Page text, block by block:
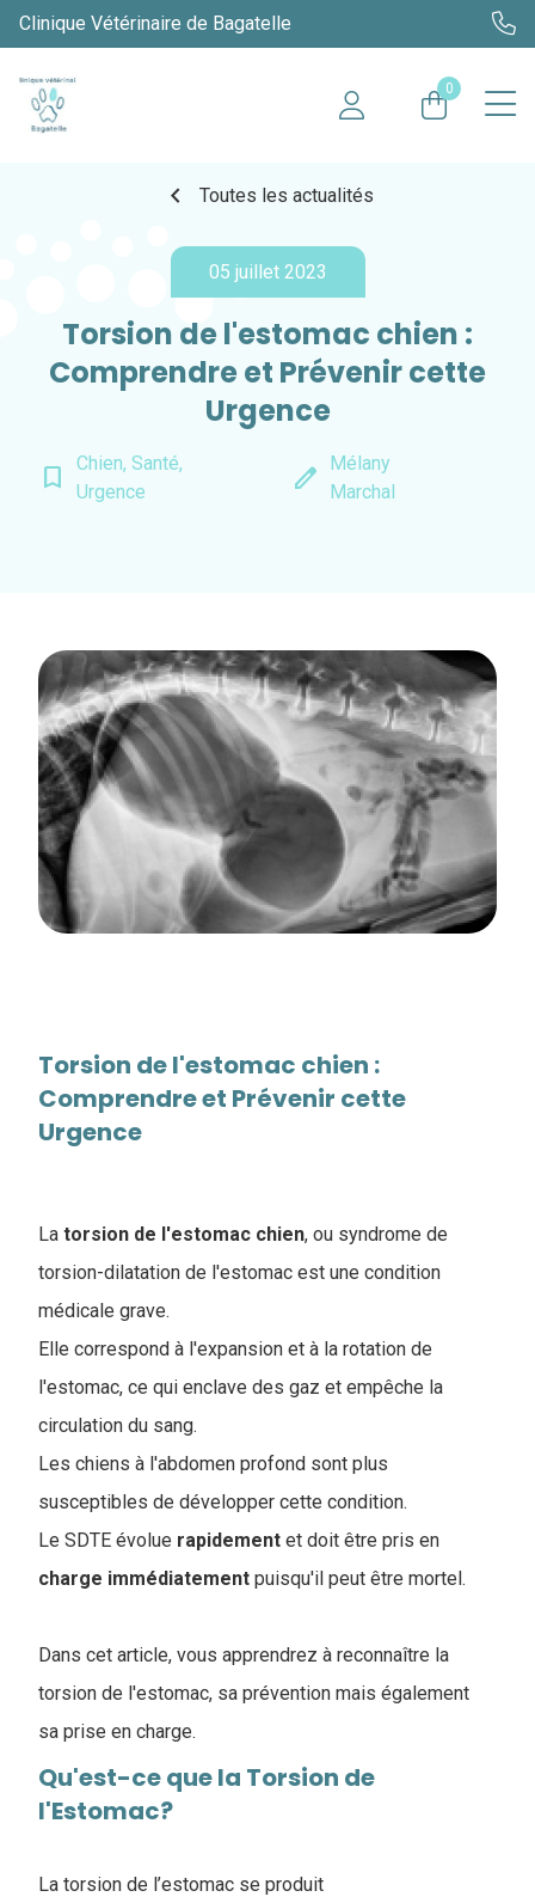
Clinique Vétérinaire de Bagatelle
0
chevron_left Toutes les actualités
05 juillet 2023
Torsion de l'estomac chien :
Comprendre et Prévenir cette
Urgence
bookmark_border
Chien, Santé,
Urgence
edit
Mélany
Marchal
Torsion de l'estomac chien :
Comprendre et Prévenir cette
Urgence
La torsion de l'estomac chien, ou syndrome de
torsion-dilatation de l'estomac est une condition
médicale grave.
Elle correspond à l'expansion et à la rotation de
l'estomac, ce qui enclave des gaz et empêche la
circulation du sang.
Les chiens à l'abdomen profond sont plus
susceptibles de développer cette condition.
Le SDTE évolue rapidement et doit être pris en
charge immédiatement puisqu'il peut être mortel.
Dans cet article, vous apprendrez à reconnaître la
torsion de l'estomac, sa prévention mais également
sa prise en charge.
Qu'est-ce que la Torsion de
l'Estomac?
La torsion de l’estomac se produit